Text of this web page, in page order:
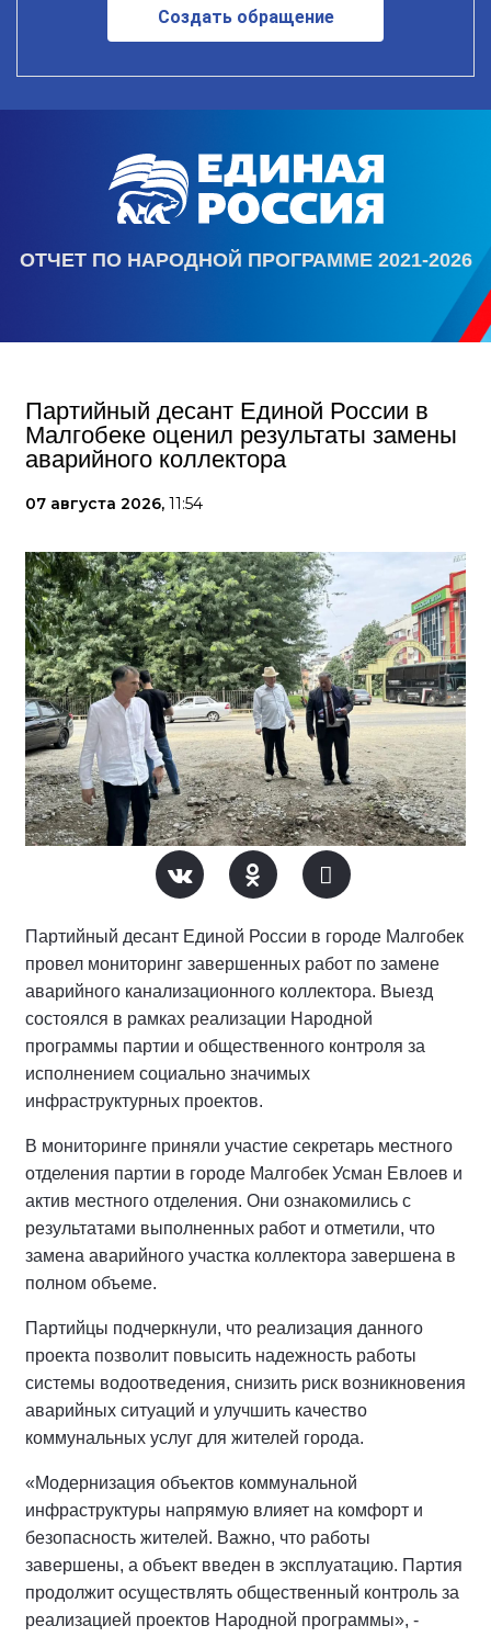
Создать обращение
ОТЧЕТ ПО НАРОДНОЙ ПРОГРАММЕ 2021-2026
Партийный десант Единой России в
Малгобеке оценил результаты замены
аварийного коллектора
07 августа 2026, 11:54
Партийный десант Единой России в городе Малгобек
провел мониторинг завершенных работ по замене
аварийного канализационного коллектора. Выезд
состоялся в рамках реализации Народной
программы партии и общественного контроля за
исполнением социально значимых
инфраструктурных проектов.
В мониторинге приняли участие секретарь местного
отделения партии в городе Малгобек Усман Евлоев и
актив местного отделения. Они ознакомились с
результатами выполненных работ и отметили, что
замена аварийного участка коллектора завершена в
полном объеме.
Партийцы подчеркнули, что реализация данного
проекта позволит повысить надежность работы
системы водоотведения, снизить риск возникновения
аварийных ситуаций и улучшить качество
коммунальных услуг для жителей города.
«Модернизация объектов коммунальной
инфраструктуры напрямую влияет на комфорт и
безопасность жителей. Важно, что работы
завершены, а объект введен в эксплуатацию. Партия
продолжит осуществлять общественный контроль за
реализацией проектов Народной программы», -